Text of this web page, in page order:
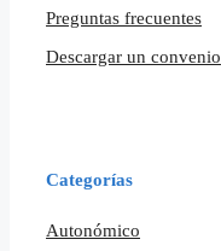
Preguntas frecuentes
Descargar un convenio
Categorías
Autonómico